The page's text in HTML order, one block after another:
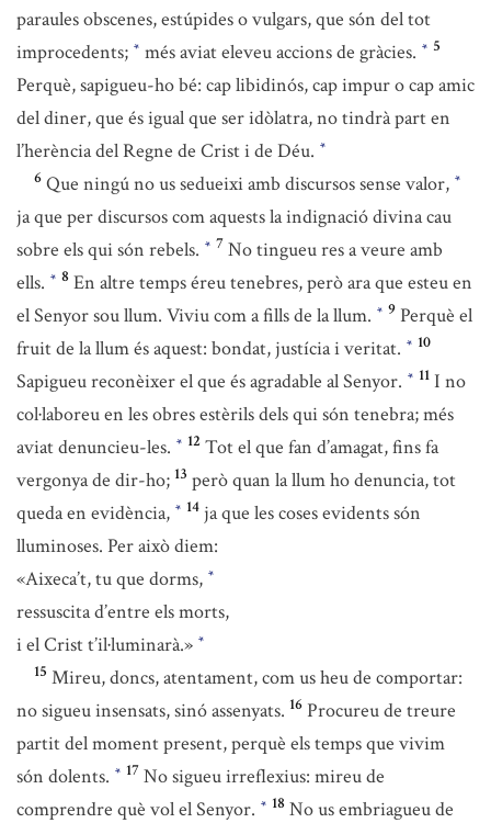
paraules obscenes, estúpides o vulgars, que són del tot
improcedents; * més aviat eleveu accions de gràcies. * 5
Perquè, sapigueu-ho bé: cap libidinós, cap impur o cap amic
del diner, que és igual que ser idòlatra, no tindrà part en
l’herència del Regne de Crist i de Déu. *
6 Que ningú no us sedueixi amb discursos sense valor, *
ja que per discursos com aquests la indignació divina cau
sobre els qui són rebels. * 7 No tingueu res a veure amb
ells. * 8 En altre temps éreu tenebres, però ara que esteu en
el Senyor sou llum. Viviu com a fills de la llum. * 9 Perquè el
fruit de la llum és aquest: bondat, justícia i veritat. * 10
Sapigueu reconèixer el que és agradable al Senyor. * 11 I no
col·laboreu en les obres estèrils dels qui són tenebra; més
aviat denuncieu-les. * 12 Tot el que fan d’amagat, fins fa
vergonya de dir-ho; 13 però quan la llum ho denuncia, tot
queda en evidència, * 14 ja que les coses evidents són
lluminoses. Per això diem:
«Aixeca’t, tu que dorms, *
ressuscita d’entre els morts,
i el Crist t’il·luminarà.» *
15 Mireu, doncs, atentament, com us heu de comportar:
no sigueu insensats, sinó assenyats. 16 Procureu de treure
partit del moment present, perquè els temps que vivim
són dolents. * 17 No sigueu irreflexius: mireu de
comprendre què vol el Senyor. * 18 No us embriagueu de